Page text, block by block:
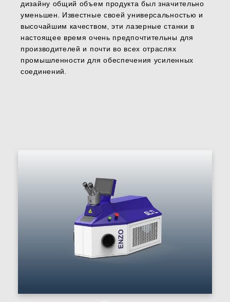
дизайну общий объем продукта был значительно
уменьшен. Известные своей универсальностью и
высочайшим качеством, эти лазерные станки в
настоящее время очень предпочтительны для
производителей и почти во всех отраслях
промышленности для обеспечения усиленных
соединений.